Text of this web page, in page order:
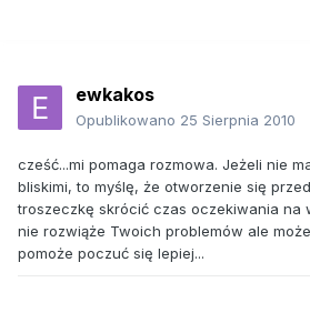
ewkakos
Opublikowano 25 Sierpnia 2010
cześć...mi pomaga rozmowa. Jeżeli nie
bliskimi, to myślę, że otworzenie się
troszeczkę skrócić czas oczekiwania na
nie rozwiąże Twoich problemów ale
pomoże poczuć się lepiej...